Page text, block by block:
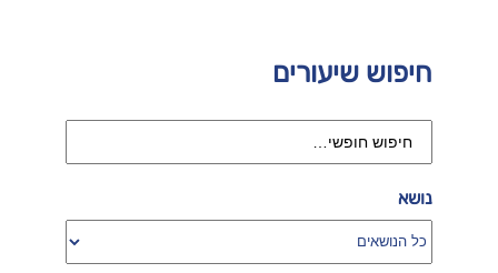
חיפוש שיעורים
נושא